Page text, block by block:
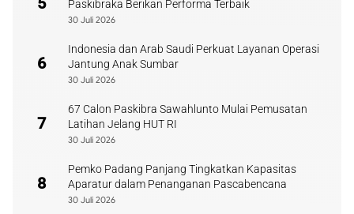
Paskibraka Berikan Performa Terbaik
30 Juli 2026
6
Indonesia dan Arab Saudi Perkuat Layanan Operasi
Jantung Anak Sumbar
30 Juli 2026
7
67 Calon Paskibra Sawahlunto Mulai Pemusatan
Latihan Jelang HUT RI
30 Juli 2026
8
Pemko Padang Panjang Tingkatkan Kapasitas
Aparatur dalam Penanganan Pascabencana
30 Juli 2026